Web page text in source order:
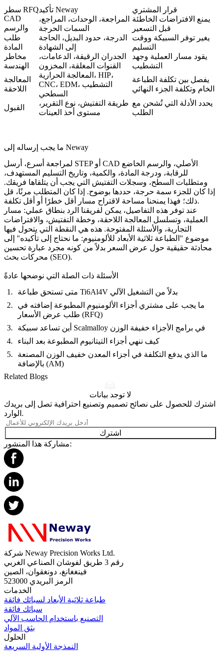
سطر RFQ تأكيد Neway
قرار المشتري
CAD
والرسم
المراجعة، الوحدات، المراجع،
السمات الحرجة
يمنع الافتراضات الخاطئة
قبل التسعير
طلب
المادة
الدرجة، حدود البديل، الحاجة
إلى الشهادة
يغير توفر السبيكة ووقت
التسليم
مخاطر
الهندسة
الجدران الرقيقة، الدعامات،
القنوات المغلقة، المخزون
يقود مسار العملية وجهد
التشطيب
المعالجة
اللاحقة
المعالجة الحرارية، HIP،
CNC، EDM، التشطيب
السطحي
يفصل بين تكلفة الطباعة
الخام وتكلفة الجزء النهائي
القبول
طريقة التفتيش، نوع التقرير،
مستوى أخذ العينات
يحدد الأدلة التي تُشحن مع
الطلب
ما يجب إرساله إلى Neway
لمراجعة أسرع، أرسل STEP أو CAD الأصلي، والرسم الخاضع
للرقابة، ودرجة المادة، والكمية، وتاريخ التسليم المستهدف،
ومتطلبات السطح، وسجلات التفتيش التي يجب أن يتلقاها فريقك.
إذا كان للجزء سمة حرجة، حددها بوضوح. إذا كان المتطلب مرنًا، قل
ذلك؛ فهذا يمنحنا مساحة لاقتراح مسار أقل خطرًا أو أقل تكلفة.
عند توفر هذه التفاصيل، يمكن لفريقنا الرد بنطاق عملي: مسار
العملية، وتسلسل المعالجة اللاحقة، وخطة التفتيش، والافتراضات
التجارية، والأسئلة المفتوحة. هذه هي النقطة التي يتحول فيها
موضوع "الطباعة ثلاثية الأبعاد للألومنيوم: ما نحتاج إلى تأكيده" إلى
محادثة حقيقية حول عرض السعر بدلاً من كونه مجرد عبارة تحسين
محركات بحث (SEO).
الأسئلة ذات الصلة التي نوضحها عادةً
متى تستحق طباعة Ti6Al4V بدلاً من التشغيل الآلي
ما يجب على مشتري أجزاء الألومنيوم المطبوعة إضافته في
طلب عرض الأسعار (RFQ)
أين تساعد سبيكة Scalmalloy في برامج الأجزاء خفيفة الوزن
كيف ننهي أجزاء التيتانيوم المطبوعة بعد البناء
ما الذي يدفع التكلفة في أجزاء المعدن خفيف الوزن المصنعة
بالإضافة (AM)
Related Blogs
لا توجد بيانات
اشترك للحصول على نصائح تصميم وتصنيع احترافية تصل إلى بريدك
الوارد.
اشترك
مشاركة هذا المنشور:
شركة Neway Precision Works Ltd.
رقم 3 طريق لفوشان الصناعي الغربي
فينغغانغ، دونغقوان، الصين
الرمز البريدي 523000
الخدمات
طباعة ثلاثية الأبعاد لسبائك فائقة
سبائك فائقة
التصنيع باستخدام الحاسب الآلي
بثق المواد
الحلول
النمذجة الأولية السريعة